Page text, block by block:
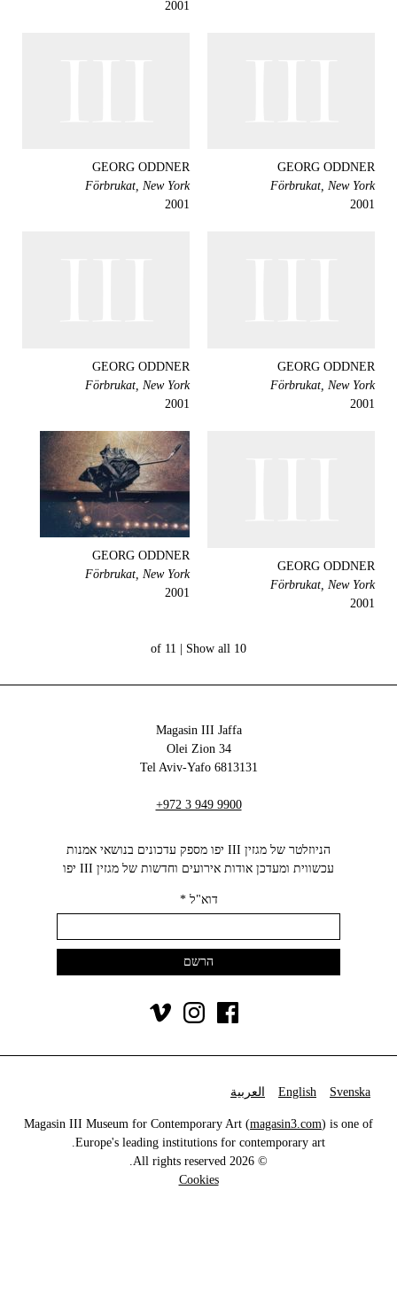
2001
GEORG ODDNER
Förbrukat, New York
2001
GEORG ODDNER
Förbrukat, New York
2001
GEORG ODDNER
Förbrukat, New York
2001
GEORG ODDNER
Förbrukat, New York
2001
GEORG ODDNER
Förbrukat, New York
2001
GEORG ODDNER
Förbrukat, New York
2001
10 of 11 |
Show all
Magasin III Jaffa
34 Olei Zion
6813131 Tel Aviv-Yafo
+972 3 949 9900
הניוזלטר של מגזין III יפו מספק עדכונים בנושאי אמנות
עכשווית ומעדכן אודות אירועים וחדשות של מגזין III יפו‬
דוא"ל*
Svenska
English العربية
Magasin III Museum for Contemporary Art (magasin3.com) is one of
Europe's leading institutions for contemporary art.
© 2026 All rights reserved.
Cookies